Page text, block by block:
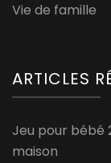
Vie de famille
ARTICLES
Jeu pour bébé
maison